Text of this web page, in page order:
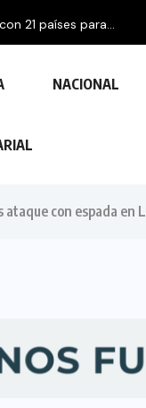
21 países para...
NACIONAL
ataque con espada en